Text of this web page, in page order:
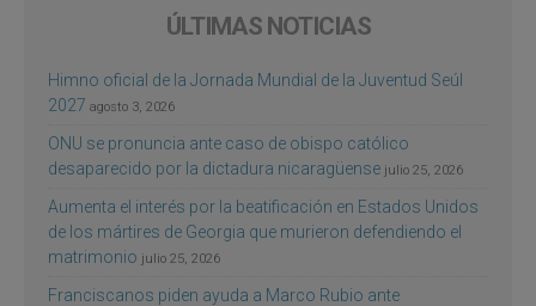
ÚLTIMAS NOTICIAS
Himno oficial de la Jornada Mundial de la Juventud Seúl
2027 agosto 3, 2026
ONU se pronuncia ante caso de obispo católico
desaparecido por la dictadura nicaragüense julio 25, 2026
Aumenta el interés por la beatificación en Estados Unidos
de los mártires de Georgia que murieron defendiendo el
matrimonio julio 25, 2026
Franciscanos piden ayuda a Marco Rubio ante